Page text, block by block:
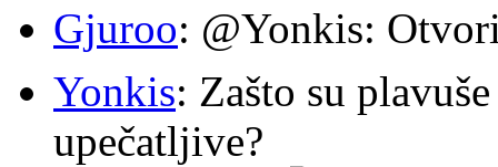
Gjuroo: @Yonkis:
Yonkis: Zašto su
upečatljive?